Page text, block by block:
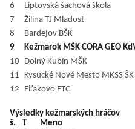
6
Liptovská šachová škola
7
Žilina TJ Mladosť
8
Bardejov BŠK
9
Kežmarok MŠK CORA GEO
10 Dolný Kubín MŠK
11
Kysucké Nové Mesto MKSS ŠK
12
Fiľakovo FTC
Výsledky kežmarských hráčov
š.
T Meno